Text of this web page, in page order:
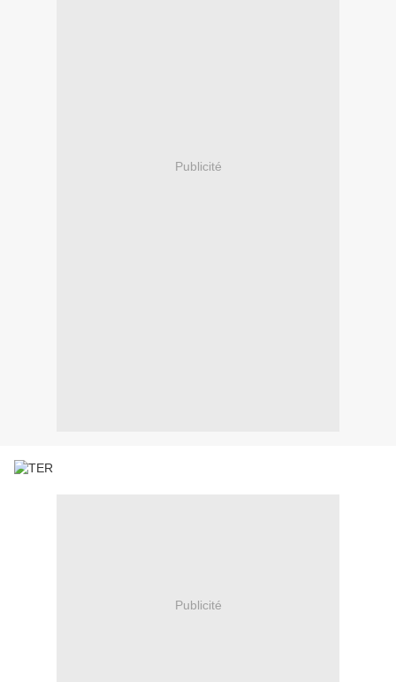
Publicité
Publicité